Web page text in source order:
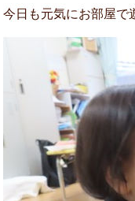
今日も元気にお部屋で